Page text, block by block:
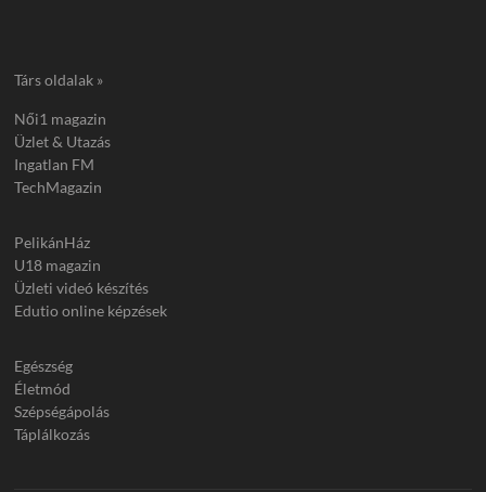
Társ oldalak »
Női1 magazin
Üzlet & Utazás
Ingatlan FM
TechMagazin
PelikánHáz
U18 magazin
Üzleti videó készítés
Edutio online képzések
Egészség
Életmód
Szépségápolás
Táplálkozás